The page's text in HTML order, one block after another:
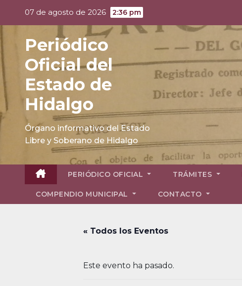
07 de agosto de 2026 2:36 pm
Periódico
Oficial del
Estado de
Hidalgo
Órgano informativo del Estado
Libre y Soberano de Hidalgo
PERIÓDICO OFICIAL TRÁMITES
COMPENDIO MUNICIPAL CONTACTO
« Todos los Eventos
Este evento ha pasado.